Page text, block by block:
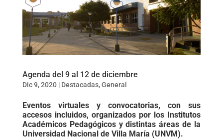
Agenda del 9 al 12 de diciembre
Dic 9, 2020| Destacadas,General
Eventos virtuales y convocatorias, con sus
accesos incluidos, organizados por los Institutos
Académicos Pedagógicos y distintas áreas de la
Universidad Nacional de Villa María (UNVM).